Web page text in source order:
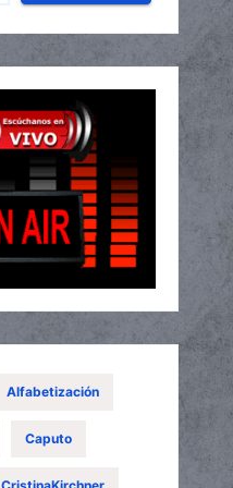
Alfabetización
Caputo